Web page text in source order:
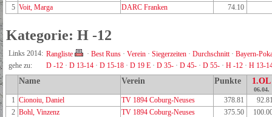
5 Voit, Marga DARC Franken 74.10
Kategorie: H -12
Links 2014: Rangliste · Best Runs · Verein · Siegerzeiten · Durchschnitt· Bayern-
gehe zu:
D -12 · D 13-14 · D 15-18 · D 19 E · D 35- · D 45- · D 55- · H -12 · H 13-
Name Verein Punkte 1.OL
06.04.
1 Cionoiu, Daniel TV 1894 Coburg-Neuses 378.81
2 Bohl, Vinzenz TV 1894 Coburg-Neuses 375.50